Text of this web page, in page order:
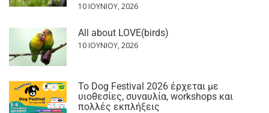
10 ΙΟΥΝΊΟΥ, 2026
All about LOVE(birds)
10 ΙΟΥΝΊΟΥ, 2026
Το Dog Festival 2026 έρχεται με
υιοθεσίες, συναυλία, workshops και
πολλές εκπλήξεις